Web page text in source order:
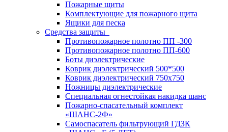
Пожарные щиты
Комплектующие для пожарного щита
Ящики для песка
Средства защиты
Противопожарное полотно ПП -300
Противопожарное полотно ПП-600
Боты диэлектрические
Коврик диэлектрический 500*500
Коврик диэлектрический 750х750
Ножницы диэлектрические
Специальная огнестойкая накидка шанс
Пожарно-спасательный комплект
«ШАНС-2Ф»
Самоспасатель фильтрующий ГДЗК